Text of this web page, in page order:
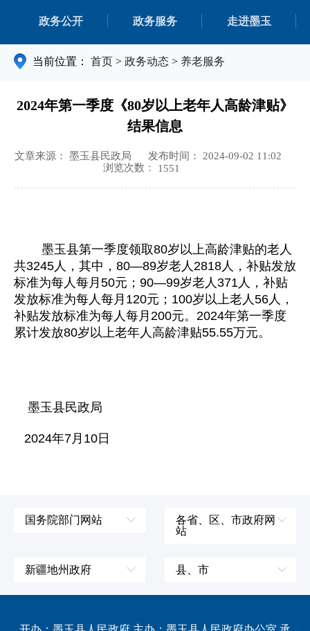
政务公开 政务服务 走进墨玉
当前位置： 首页 > 政务动态 > 养老服务
2024年第一季度《80岁以上老年人高龄津贴》
结果信息
文章来源： 墨玉县民政局
发布时间： 2024-09-02 11:02
浏览次数： 1551
墨玉县第一季度领取80岁以上高龄津贴的老人
共3245人，其中，80—89岁老人2818人，补贴发放
标准为每人每月50元；90—99岁老人371人，补贴
发放标准为每人每月120元；100岁以上老人56人，
补贴发放标准为每人每月200元。2024年第一季度
累计发放80岁以上老年人高龄津贴55.55万元。
墨玉县民政局
2024年7月10日
国务院部门网站
国防部
各省、区、市政府网
站
新疆地州政府
伊犁哈萨克自治州
县、市
皮山县